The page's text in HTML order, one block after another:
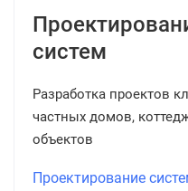
систем
Разработка проектов
частных домов,
объектов
Проектирование